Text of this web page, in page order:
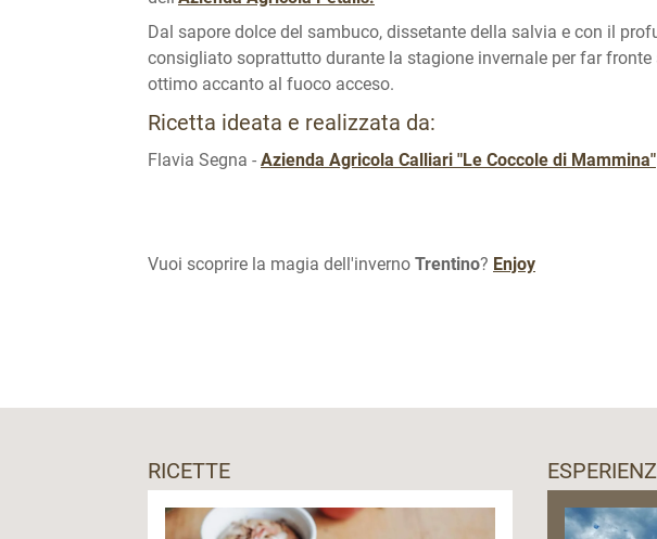
Dal sapore dolce del sambuco, dissetante della salvia e con il
consigliato soprattutto durante la stagione invernale per far
ottimo accanto al fuoco acceso.
Ricetta ideata e realizzata da:
Flavia Segna - Azienda Agricola Calliari "Le Coccole di Mammina"
Vuoi scoprire la magia dell'inverno Trentino? Enjoy
RICETTE